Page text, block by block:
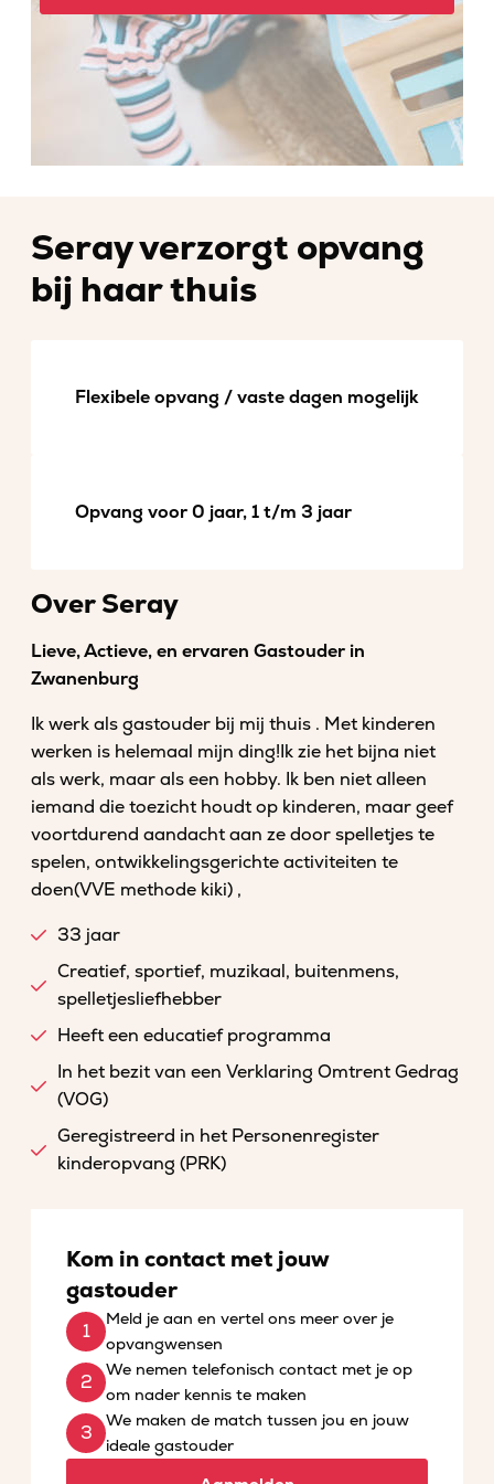
Seray verzorgt opvang
bij haar thuis
Flexibele opvang / vaste dagen mogelijk
Opvang voor 0 jaar, 1 t/m 3 jaar
Over Seray
Lieve, Actieve, en ervaren Gastouder in
Zwanenburg
Ik werk als gastouder bij mij thuis . Met kinderen
werken is helemaal mijn ding!Ik zie het bijna niet
als werk, maar als een hobby. Ik ben niet alleen
iemand die toezicht houdt op kinderen, maar geef
voortdurend aandacht aan ze door spelletjes te
spelen, ontwikkelingsgerichte activiteiten te
doen(VVE methode kiki) ,
33 jaar
Creatief, sportief, muzikaal, buitenmens,
spelletjesliefhebber
Heeft een educatief programma
In het bezit van een Verklaring Omtrent Gedrag
(VOG)
Geregistreerd in het Personenregister
kinderopvang (PRK)
Kom in contact met jouw
gastouder
Meld je aan en vertel ons meer over je
opvangwensen
We nemen telefonisch contact met je op
om nader kennis te maken
We maken de match tussen jou en jouw
ideale gastouder